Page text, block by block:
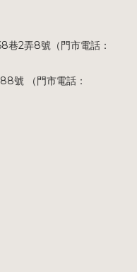
巷2弄8號（門市電話：
號 （門市電話：